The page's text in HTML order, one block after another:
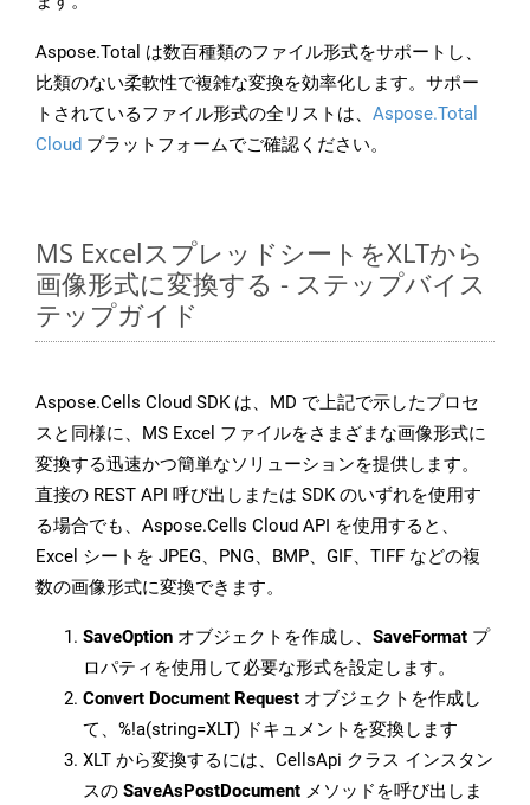
Aspose.Total は数百種類のファイル形式をサポートし、
比類のない柔軟性で複雑な変換を効率化します。サポー
トされているファイル形式の全リストは、 Aspose.Total
Cloud プラットフォームでご確認ください。
MS ExcelスプレッドシートをXLTから
画像形式に変換する - ステップバイス
テップガイド
Aspose.Cells Cloud SDK は、MD で上記で示したプロセ
スと同様に、MS Excel ファイルをさまざまな画像形式に
変換する迅速かつ簡単なソリューションを提供します。
直接の REST API 呼び出しまたは SDK のいずれを使用す
る場合でも、Aspose.Cells Cloud API を使用すると、
Excel シートを JPEG、PNG、BMP、GIF、TIFF などの複
数の画像形式に変換できます。
SaveOption オブジェクトを作成し、 SaveFormat プ
ロパティを使用して必要な形式を設定します。
Convert Document Request オブジェクトを作成し
て、%!a(string=XLT) ドキュメントを変換します
XLT から変換するには、CellsApi クラス インスタン
スの SaveAsPostDocument メソッドを呼び出しま